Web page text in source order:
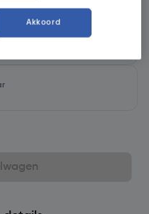
en haal binnen 10
Akkoord